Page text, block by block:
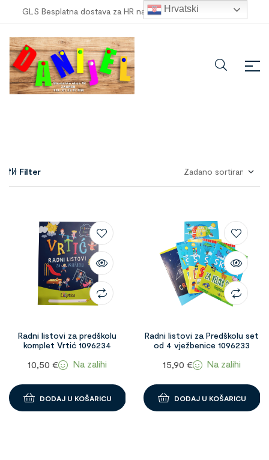
GLS Besplatna dostava za HR narudžbe veće od 100,00 €
Filter
Radni listovi za predškolu
komplet Vrtić 1096234
10,50€ Na zalihi
DODAJ U KOŠARICU
Radni listovi za Predškolu set
od 4 vježbenice 1096233
15,90 € Na zalihi
DODAJ U KOŠARICU
Hrvatski